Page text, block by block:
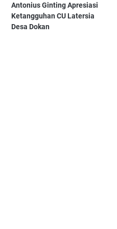
Antonius Ginting Apresiasi
Ketangguhan CU Latersia
Desa Dokan